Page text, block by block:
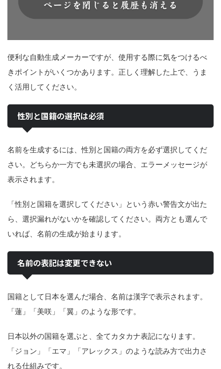
便利な自動生成メーカーですが、使用する際に気をつけるべ
きポイントがいくつかあります。正しく理解した上で、うま
く活用してください。
性別と国籍の選択は必須
名前を生成するには、性別と国籍の両方を必ず選択してくだ
さい。どちらか一方でも未選択の場合、エラーメッセージが
表示されます。
「性別と国籍を選択してください」という赤い警告文が出た
ら、選択漏れがないかを確認してください。両方とも選んで
いれば、名前の生成が始まります。
名前の表記は変更できない
国籍として日本を選んだ場合、名前は漢字で表示されます。
「蓮」「美咲」「翼」のような形です。
日本以外の国籍を選ぶと、全てカタカナ表記になります。
「ジョン」「エマ」「アレックス」のような読み方で出力さ
れる仕組みです。